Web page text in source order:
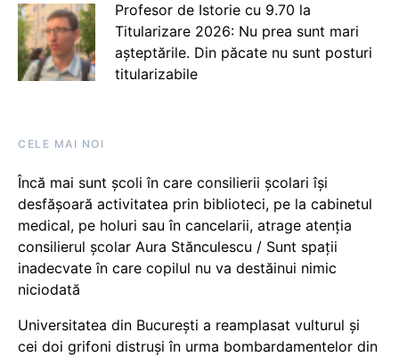
Profesor de Istorie cu 9.70 la
Titularizare 2026: Nu prea sunt mari
așteptările. Din păcate nu sunt posturi
titularizabile
CELE MAI NOI
Încă mai sunt școli în care consilierii școlari își
desfășoară activitatea prin biblioteci, pe la cabinetul
medical, pe holuri sau în cancelarii, atrage atenția
consilierul școlar Aura Stănculescu / Sunt spații
inadecvate în care copilul nu va destăinui nimic
niciodată
Universitatea din București a reamplasat vulturul și
cei doi grifoni distruși în urma bombardamentelor din